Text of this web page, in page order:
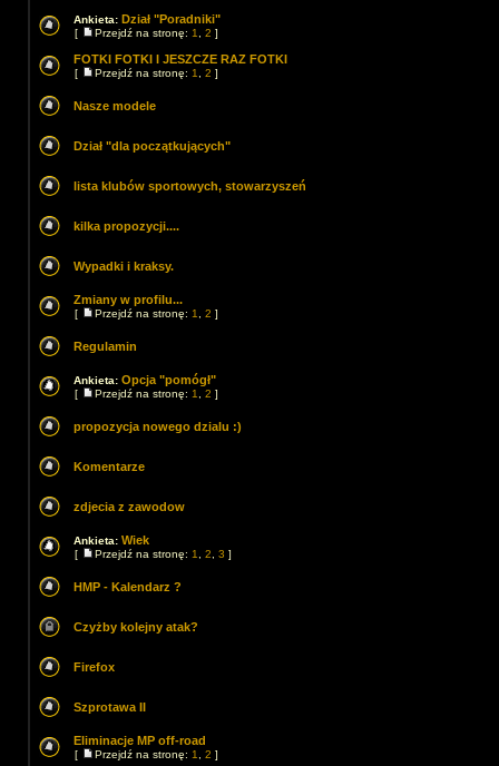
Ankieta: Dział "Poradniki"
[ Przejdź na stronę: 1 2 ]
FOTKI FOTKI I JESZCZE RAZ FOTKI
[ Przejdź na stronę: 1 2 ]
Nasze modele
Dział "dla początkujących"
lista klubów sportowych, stowarzyszeń
kilka propozycji....
Wypadki i kraksy.
Zmiany w profilu...
[ Przejdź na stronę: 1 2 ]
Regulamin
Ankieta: Opcja "pomógł"
[ Przejdź na stronę: 1 2 ]
propozycja nowego dzialu :)
Komentarze
zdjecia z zawodow
Ankieta: Wiek
[ Przejdź na stronę: 1 2 3 ]
HMP - Kalendarz ?
Czyżby kolejny atak?
Firefox
Szprotawa II
Eliminacje MP off-road
[ Przejdź na stronę: 1 2 ]